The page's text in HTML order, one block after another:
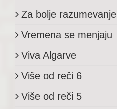
Za bolje razumevanje
Vremena se menjaju
Viva Algarve
Više od reči 6
Više od reči 5